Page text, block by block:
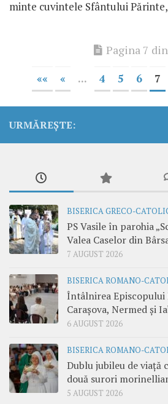
minte cuvintele Sfântului Părinte,
Pagina 7
«« « ... 4 5 6 7
URMĂREȘTE:
BISERICA GRECO-
PS Vasile în parohia
Valea Caselor din
7 AUGUST 2026
BISERICA ROMANO-
Întâlnirea
Carașova, Nermed și
6 AUGUST 2026
BISERICA ROMANO-
Dublu jubileu de viață
două surori
5 AUGUST 2026